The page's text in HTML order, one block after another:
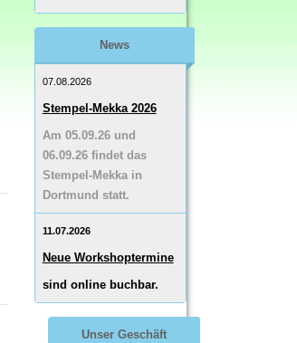
News
07.08.2026
Stempel-Mekka 2026
Am 05.09.26 und
06.09.26 findet das
Stempel-Mekka in
Dortmund statt.
11.07.2026
Neue Workshoptermine
sind online buchbar.
Unser Geschäft